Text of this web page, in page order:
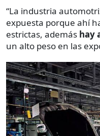
“La industria
expuesta porque ahí
estrictas, además hay
un alto peso en las